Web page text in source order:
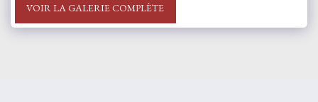
VOIR LA GALERIE COMPLÈTE